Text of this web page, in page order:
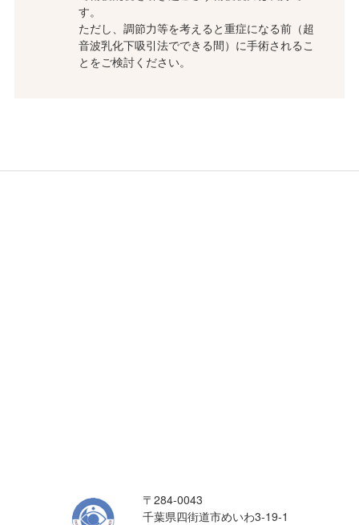
す。
ただし、調節力等を考えると重症になる前（超
音波乳化下吸引法でできる間）に手術されるこ
とをご検討ください。
〒284-0043
千葉県四街道市めいわ3-19-1